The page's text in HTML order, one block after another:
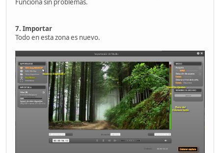
Funciona sin problemas.
7. Importar
Todo en esta zona es nuevo.